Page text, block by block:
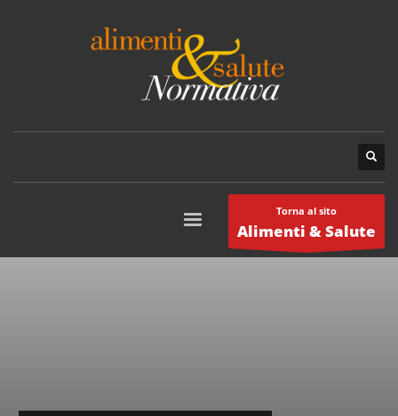
Torna al sito
Alimenti & Salute